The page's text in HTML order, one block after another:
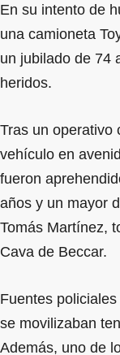
En su intento de
una camioneta
un jubilado de 74
heridos.
Tras un operativo
vehículo en
fueron
años y un mayor
Tomás Martínez,
Cava de Beccar.
Fuentes
se movilizaban
Además, uno de